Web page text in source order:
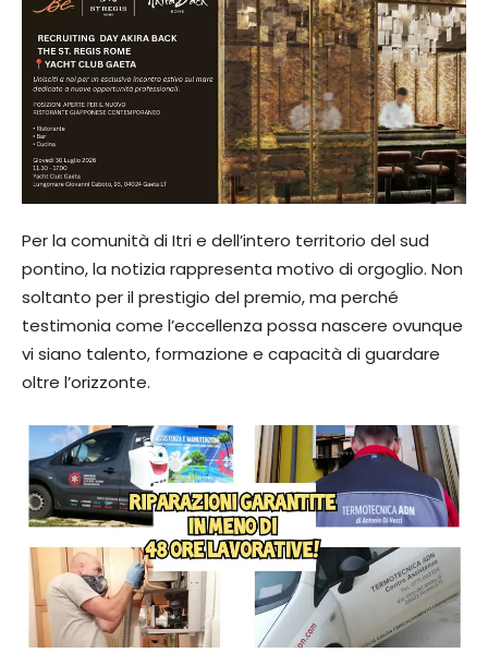
Per la comunità di Itri e dell’intero territorio del sud
pontino, la notizia rappresenta motivo di orgoglio. Non
soltanto per il prestigio del premio, ma perché
testimonia come l’eccellenza possa nascere ovunque
vi siano talento, formazione e capacità di guardare
oltre l’orizzonte.